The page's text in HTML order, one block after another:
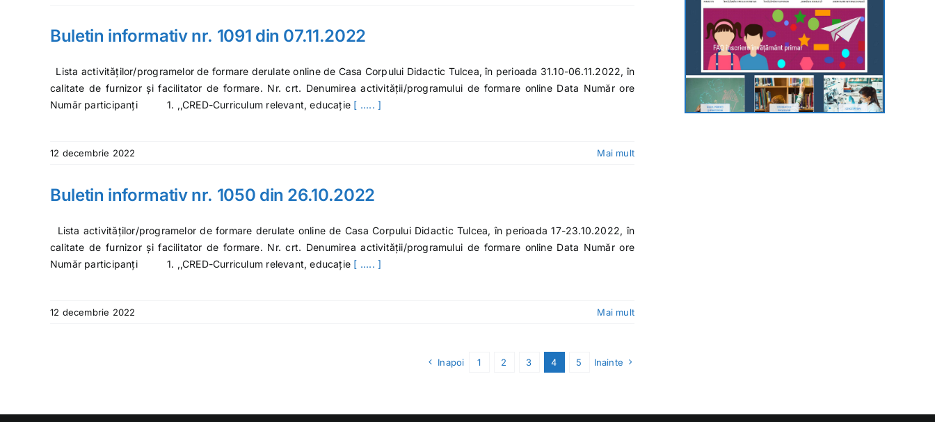
Buletin informativ nr. 1091 din 07.11.2022
Lista activităților/programelor de formare derulate online de Casa Corpului Didactic Tulcea, în perioada 31.10-06.11.2022, în
calitate de furnizor și facilitator de formare. Nr. crt. Denumirea activității/programului de formare online Data Număr ore
Număr participanți 1. ,,CRED-Curriculum relevant, educație [ ..... ]
12 decembrie 2022 Mai mult
Buletin informativ nr. 1050 din 26.10.2022
Lista activităților/programelor de formare derulate online de Casa Corpului Didactic Tulcea, în perioada 17-23.10.2022, în
calitate de furnizor și facilitator de formare. Nr. crt. Denumirea activității/programului de formare online Data Număr ore
Număr participanți 1. ,,CRED-Curriculum relevant, educație [ ..... ]
12 decembrie 2022 Mai mult
Inapoi 1 2 3 4 5 Inainte